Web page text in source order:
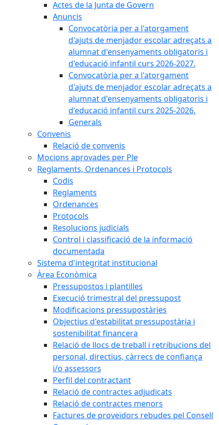
Actes de la Junta de Govern
Anuncis
Convocatòria per a l'atorgament
d'ajuts de menjador escolar adreçats a
alumnat d'ensenyaments obligatoris i
d'educació infantil curs 2026-2027.
Convocatòria per a l'atorgament
d'ajuts de menjador escolar adreçats a
alumnat d'ensenyaments obligatoris i
d'educació infantil curs 2025-2026.
Generals
Convenis
Relació de convenis
Mocions aprovades per Ple
Reglaments, Ordenances i Protocols
Codis
Reglaments
Ordenances
Protocols
Resolucions judicials
Control i classificació de la informació
documentada
Sistema d'integritat institucional
Àrea Econòmica
Pressupostos i plantilles
Execució trimestral del pressupost
Modificacions pressupostàries
Objectius d'estabilitat pressupostària i
sostenibilitat financera
Relació de llocs de treball i retribucions del
personal, directius, càrrecs de confiança
i/o assessors
Perfil del contractant
Relació de contractes adjudicats
Relació de contractes menors
Factures de proveïdors rebudes pel Consell